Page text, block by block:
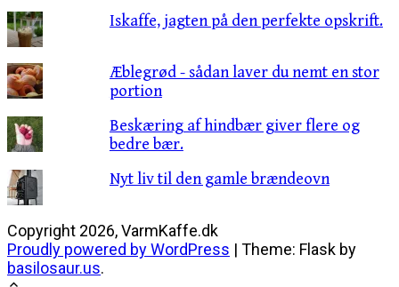
Iskaffe, jagten på den perfekte opskrift.
Æblegrød - sådan laver du nemt en stor
portion
Beskæring af hindbær giver flere og
bedre bær.
Nyt liv til den gamle brændeovn
Copyright 2026, VarmKaffe.dk
Proudly powered by WordPress | Theme: Flask by
basilosaur.us.